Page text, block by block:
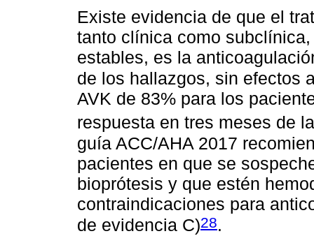
Existe evidencia de que el
tanto clínica como
estables, es la
de los hallazgos, sin efectos
AVK de 83% para los
respuesta en tres meses de
guía ACC/AHA 2017
pacientes en que se
bioprótesis y que estén
contraindicaciones para
de evidencia C)28.